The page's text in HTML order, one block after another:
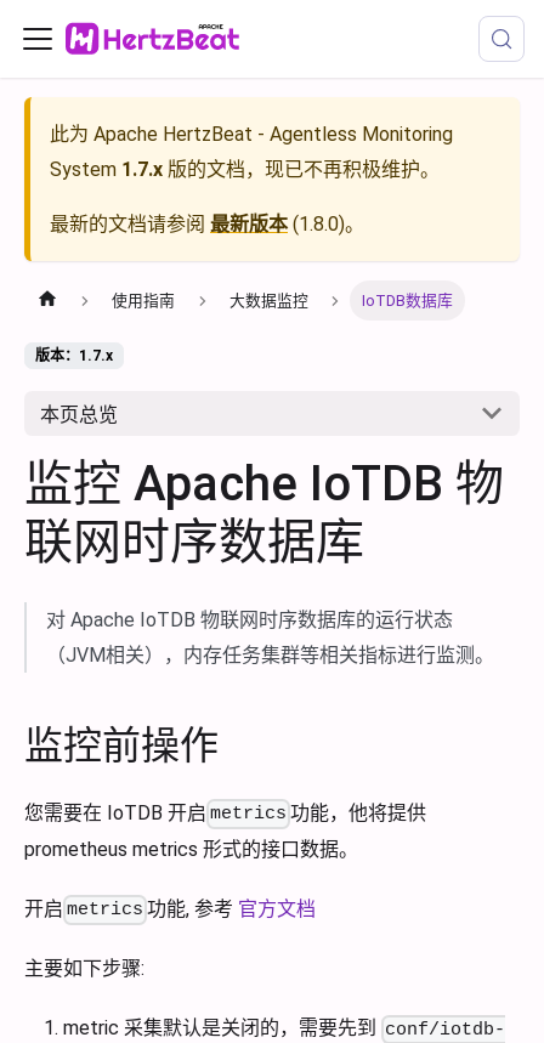
此为 Apache HertzBeat - Agentless Monitoring
System 1.7.x 版的文档，现已不再积极维护。
最新的文档请参阅 最新版本(1.8.0)。
使用指南 大数据监控 IoTDB数据库
版本：1.7.x
本页总览
监控 Apache IoTDB 物
联网时序数据库
对 Apache IoTDB 物联网时序数据库的运行状态
（JVM相关），内存任务集群等相关指标进行监测。
监控前操作
您需要在 IoTDB 开启 metrics 功能，他将提供
prometheus metrics 形式的接口数据。
开启 metrics 功能, 参考 官方文档
主要如下步骤:
metric 采集默认是关闭的，需要先到
conf/iotdb-